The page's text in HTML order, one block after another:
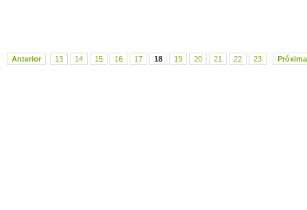
Anterior 13 14 15 16 17 18 19 20 21 22 23 Próxima